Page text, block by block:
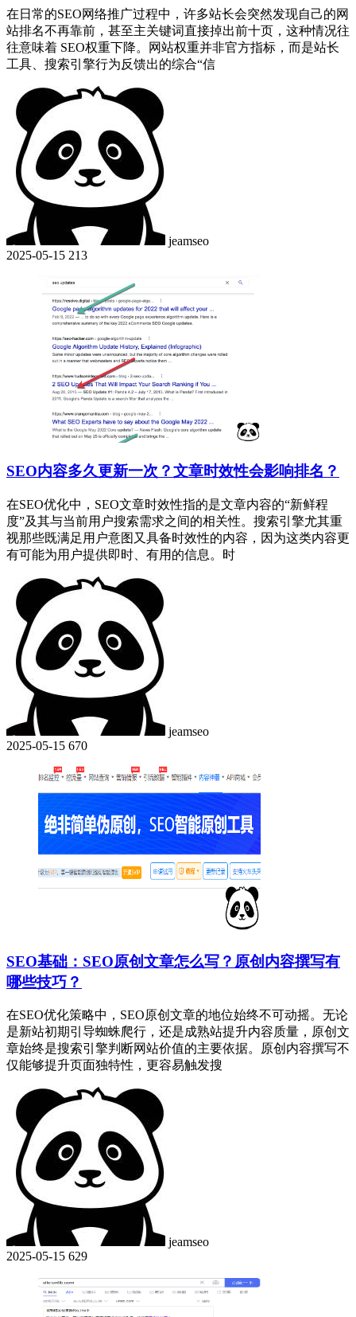
在日常的SEO网络推广过程中，许多站长会突然发现自己的网
站排名不再靠前，甚至主关键词直接掉出前十页，这种情况往
往意味着 SEO权重下降。网站权重并非官方指标，而是站长
工具、搜索引擎行为反馈出的综合“信
jeamseo
2025-05-15 213
SEO内容多久更新一次？文章时效性会影响排名？
在SEO优化中，SEO文章时效性指的是文章内容的“新鲜程
度”及其与当前用户搜索需求之间的相关性。搜索引擎尤其重
视那些既满足用户意图又具备时效性的内容，因为这类内容更
有可能为用户提供即时、有用的信息。时
jeamseo
2025-05-15 670
SEO基础：SEO原创文章怎么写？原创内容撰写有
哪些技巧？
在SEO优化策略中，SEO原创文章的地位始终不可动摇。无论
是新站初期引导蜘蛛爬行，还是成熟站提升内容质量，原创文
章始终是搜索引擎判断网站价值的主要依据。原创内容撰写不
仅能够提升页面独特性，更容易触发搜
jeamseo
2025-05-15 629